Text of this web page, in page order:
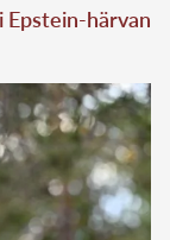
Epstein-härvan